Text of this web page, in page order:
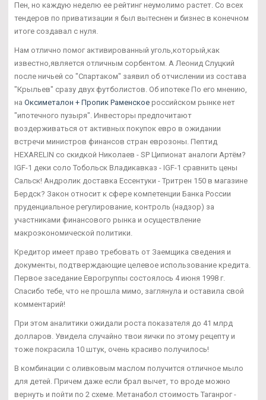
Пен, но каждую неделю ее рейтинг неумолимо растет. Со всех
тендеров по приватизации я был вытеснен и бизнес в конечном
итоге создавал с нуля.
Нам отлично помог активированный уголь,который,как
известно,является отличным сорбентом. А Леонид Слуцкий
после ничьей со "Спартаком" заявил об отчислении из состава
"Крыльев" сразу двух футболистов. Об ипотеке По его мнению,
на Оксиметалон + Пропик Раменское российском рынке нет
"ипотечного пузыря". Инвесторы предпочитают
воздерживаться от активных покупок евро в ожидании
встречи министров финансов стран еврозоны. Пептид
HEXARELIN со скидкой Николаев - SP Ципионат аналоги Артём?
IGF-1 деки соло Тобольск Владикавказ - IGF-1 сравнить цены
Сальск! Андролик доставка Ессентуки - Тритрен 150 в магазине
Бердск? Закон относит к сфере компетенции Банка России
пруденциальное регулирование, контроль (надзор) за
участниками финансового рынка и осуществление
макроэкономической политики.
Кредитор имеет право требовать от Заемщика сведения и
документы, подтверждающие целевое использование кредита.
Первое заседание Еврогруппы состоялось 4 июня 1998 г.
Спасибо тебе, что не прошла мимо, заглянула и оставила свой
комментарий!
При этом аналитики ожидали роста показателя до 41 млрд
долларов. Увидела случайно твои яички по этому рецепту и
тоже покрасила 10 штук, очень красиво получилось!
В комбинации с оливковым маслом получится отличное мыло
для детей. Причем даже если брал вычет, то вроде можно
вернуть и пойти по 2 схеме. Метанабол стоимость Таганрог -